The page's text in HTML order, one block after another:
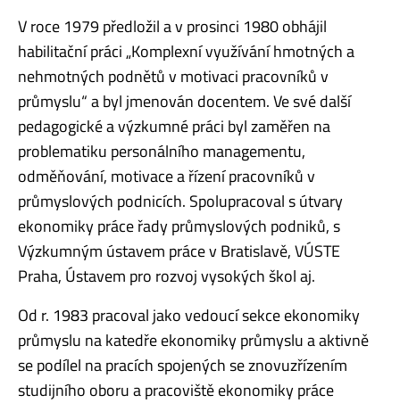
V roce 1979 předložil a v prosinci 1980 obhájil
habilitační práci „Komplexní využívání hmotných a
nehmotných podnětů v motivaci pracovníků v
průmyslu“ a byl jmenován docentem. Ve své další
pedagogické a výzkumné práci byl zaměřen na
problematiku personálního managementu,
odměňování, motivace a řízení pracovníků v
průmyslových podnicích. Spolupracoval s útvary
ekonomiky práce řady průmyslových podniků, s
Výzkumným ústavem práce v Bratislavě, VÚSTE
Praha, Ústavem pro rozvoj vysokých škol aj.
Od r. 1983 pracoval jako vedoucí sekce ekonomiky
průmyslu na katedře ekonomiky průmyslu a aktivně
se podílel na pracích spojených se znovuzřízením
studijního oboru a pracoviště ekonomiky práce